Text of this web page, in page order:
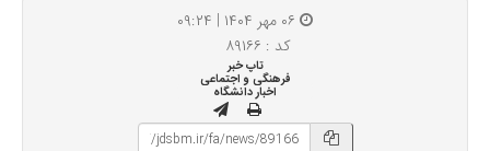
کد : ۸۹۱۶۶
تاپ خبر
فرهنگی و اجتماعی
اخبار دانشگاه